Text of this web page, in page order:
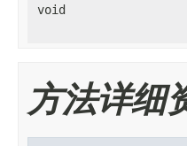
void
方法详细